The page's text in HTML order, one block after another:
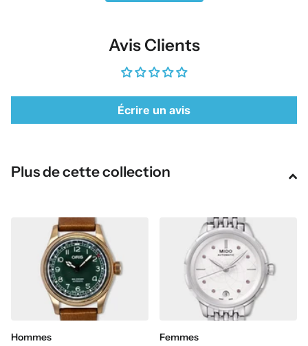
Avis Clients
Écrire un avis
Plus de cette collection
Hommes Femmes